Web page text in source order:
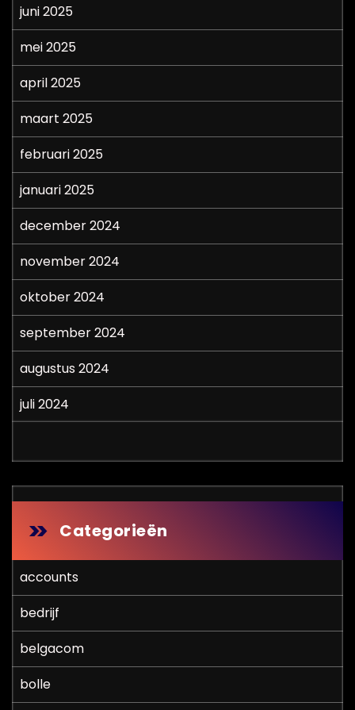
juni 2025
mei 2025
april 2025
maart 2025
februari 2025
januari 2025
december 2024
november 2024
oktober 2024
september 2024
augustus 2024
juli 2024
Categorieën
accounts
bedrijf
belgacom
bolle